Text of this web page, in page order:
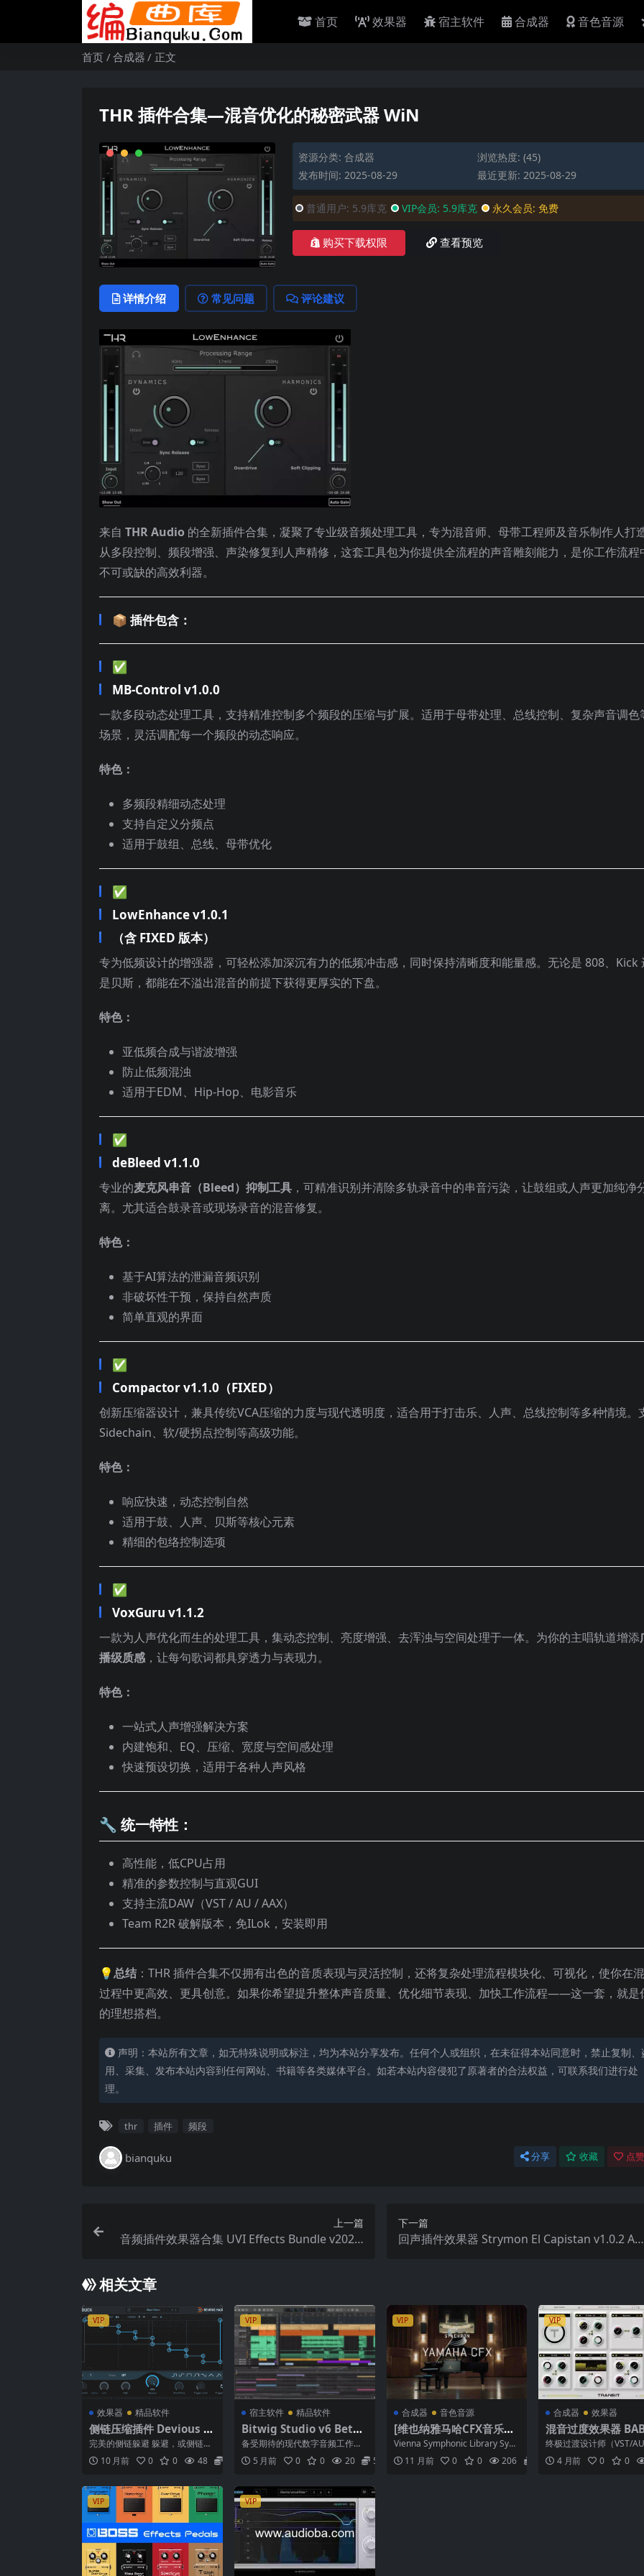
首页 效果器 宿主软件 合成器 音色音源
首页 合成器 正文
THR 插件合集—混音优化的秘密武器 WiN
资源分类: 合成器
浏览热度: (45)
发布时间: 2025-08-29
最近更新: 2025-08-29
普通用户: 5.9库克 VIP会员: 5.9库克 永久会员: 免费
购买下载权限 查看预览
详情介绍 常见问题 评论建议
来自 THR Audio 的全新插件合集，凝聚了专业级音频处理工具，专为混音师、母带工程师及音乐制作人打
从多段控制、频段增强、声染修复到人声精修，这套工具包为你提供全流程的声音雕刻能力，是你工作流程
不可或缺的高效利器。
📦 插件包含：
✅
MB-Control v1.0.0
一款多段动态处理工具，支持精准控制多个频段的压缩与扩展。适用于母带处理、总线控制、复杂声音调色
场景，灵活调配每一个频段的动态响应。
特色：
多频段精细动态处理
支持自定义分频点
适用于鼓组、总线、母带优化
✅
LowEnhance v1.0.1
（含 FIXED 版本）
专为低频设计的增强器，可轻松添加深沉有力的低频冲击感，同时保持清晰度和能量感。无论是 808、Kick
是贝斯，都能在不溢出混音的前提下获得更厚实的下盘。
特色：
亚低频合成与谐波增强
防止低频混浊
适用于EDM、Hip-Hop、电影音乐
✅
deBleed v1.1.0
专业的麦克风串音（Bleed）抑制工具 ，可精准识别并清除多轨录音中的串音污染，让鼓组或人声更加纯净
离。尤其适合鼓录音或现场录音的混音修复。
特色：
基于AI算法的泄漏音频识别
非破坏性干预，保持自然声质
简单直观的界面
✅
Compactor v1.1.0（FIXED）
创新压缩器设计，兼具传统VCA压缩的力度与现代透明度，适合用于打击乐、人声、总线控制等多种情境。
Sidechain、软/硬拐点控制等高级功能。
特色：
响应快速，动态控制自然
适用于鼓、人声、贝斯等核心元素
精细的包络控制选项
✅
VoxGuru v1.1.2
一款为人声优化而生的处理工具，集动态控制、亮度增强、去浑浊与空间处理于一体。为你的主唱轨道增添
播级质感 ，让每句歌词都具穿透力与表现力。
特色：
一站式人声增强解决方案
内建饱和、EQ、压缩、宽度与空间感处理
快速预设切换，适用于各种人声风格
🔧 统一特性：
高性能，低CPU占用
精准的参数控制与直观GUI
支持主流DAW（VST / AU / AAX）
Team R2R 破解版本，免ILok，安装即用
💡总结 ：THR 插件合集不仅拥有出色的音质表现与灵活控制，还将复杂处理流程模块化、可视化，使你在
过程中更高效、更具创意。如果你希望提升整体声音质量、优化细节表现、加快工作流程——这一套，就是
的理想搭档。
声明：本站所有文章，如无特殊说明或标注，均为本站分享发布。任何个人或组织，在未征得本站同意时，禁止复制、
用、采集、发布本站内容到任何网站、书籍等各类媒体平台。如若本站内容侵犯了原著者的合法权益，可联系我们进行处
理。
thr 插件 频段
bianquku 分享 收藏 点
上一篇
音频插件效果器合集 UVI Effects Bundle v2025.
下一篇
回声插件效果器 Strymon El Capistan v1.0.2 AR
相关文章
VIP
效果器 精品软件
侧链压缩插件 Devious M
achines Duck v1.3.12
WiN MAC
完美的侧链躲避 躲避，或侧链压
缩，是现代音乐的决定性效果之
一。从经典的房子到现代...
10 月前 0 0 48
VIP
宿主软件 精品软件
Bitwig Studio v6 Beta
13 发布：探索下一代音乐
创作的无限可能 WiN MA
C Linux
备受期待的现代数字音频工作站
（DAW）Bitwig Studio 迎来了其
v6...5 月前 0 0 20 5.9
VIP
合成器 音色音源
[维也纳雅马哈CFX音乐会
三角钢琴]Vienna Symph
onic Library Synchron
Yamaha CFX (Resampli
Vienna Symphonic Library Sync
hron Yamaha...
11 月前 0 0 206 5.9
VIP
合成器 效果器
混音过度效果器
dio Transit 2
N macOS]-R2R
终极过渡设计师（VST/
X） 我们与 Andrew
创...4 月前 0 0
VIP VIP